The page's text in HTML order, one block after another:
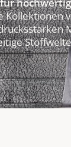
Kollektionen